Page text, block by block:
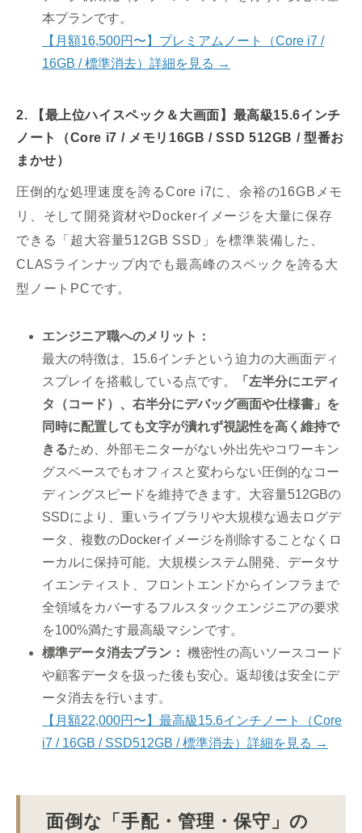
本プランです。
【月額16,500円〜】プレミアムノート（Core i7 /
16GB / 標準消去）詳細を見る →
2. 【最上位ハイスペック＆大画面】最高級15.6インチ
ノート（Core i7 / メモリ16GB / SSD 512GB / 型番お
まかせ）
圧倒的な処理速度を誇るCore i7に、余裕の16GBメモ
リ、そして開発資材やDockerイメージを大量に保存
できる「超大容量512GB SSD」を標準装備した、
CLASラインナップ内でも最高峰のスペックを誇る大
型ノートPCです。
エンジニア職へのメリット：
最大の特徴は、15.6インチという迫力の大画面ディ
スプレイを搭載している点です。
「左半分にエディ
タ（コード）、右半分にデバッグ画面や仕様書」を
同時に配置しても文字が潰れず視認性を高く維持で
きるため、外部モニターがない外出先やコワーキン
グスペースでもオフィスと変わらない圧倒的なコー
ディングスピードを維持できます。大容量512GBの
SSDにより、重いライブラリや大規模な過去ログデ
ータ、複数のDockerイメージを削除することなくロ
ーカルに保持可能。大規模システム開発、データサ
イエンティスト、フロントエンドからインフラまで
全領域をカバーするフルスタックエンジニアの要求
を100%満たす最高級マシンです。
標準データ消去プラン： 機密性の高いソースコード
や顧客データを扱った後も安心。返却後は安全にデ
ータ消去を行います。
【月額22,000円〜】最高級15.6インチノート（Core
i7 / 16GB / SSD512GB / 標準消去）詳細を見る →
面倒な「手配・管理・保守」の